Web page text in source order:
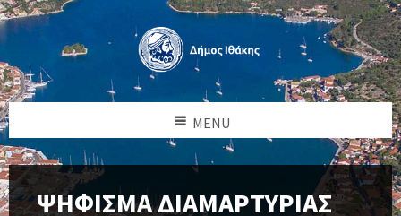
MENU
ΨΗΦΙΣΜΑ ΔΙΑΜΑΡΤΥΡΙΑΣ